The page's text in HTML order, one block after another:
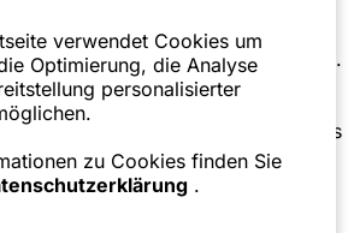
verwendet Cookies um
Optimierung, die Analyse
personalisierter
zu Cookies finden Sie
.
Nixdorf als internationaler
auf die Schuldenrestrukturierung.
Anschütz:
Joachim Nerz, Dr. Matthias
Frankfurt), Till Kotterer-
Mannheim)
Anschütz